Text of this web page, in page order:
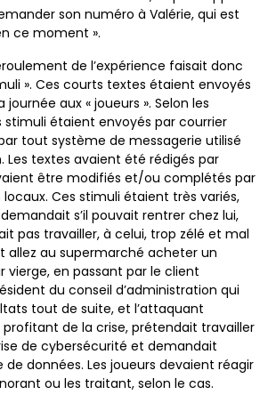
son numéro à Valérie, qui est
ce moment ».
de l’expérience faisait donc
». Ces courts textes étaient envoyés
aux « joueurs ». Selon les
stimuli étaient envoyés par courrier
tout système de messagerie utilisé
Les textes avaient été rédigés par
être modifiés et/ou complétés par
Ces stimuli étaient très variés,
s’il pouvait rentrer chez lui,
pas travailler, à celui, trop zélé et mal
allez au supermarché acheter un
vierge, en passant par le client
du conseil d’administration qui
tout de suite, et l’attaquant
de la crise, prétendait travailler
de cybersécurité et demandait
de données. Les joueurs devaient réagir
ou les traitant, selon le cas.